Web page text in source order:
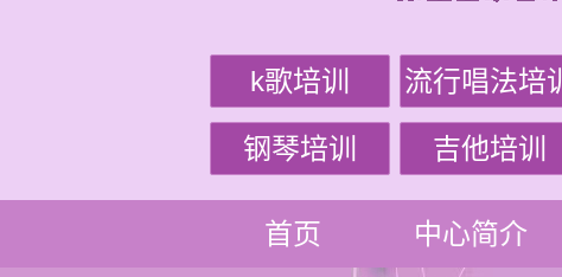
k歌培训 流行唱法培训
钢琴培训 吉他培训
首页 中心简介